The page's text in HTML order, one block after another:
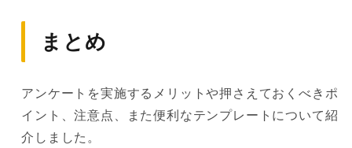
まとめ
アンケートを実施するメリットや押さえておくべきポ
イント、注意点、また便利なテンプレートについて紹
介しました。